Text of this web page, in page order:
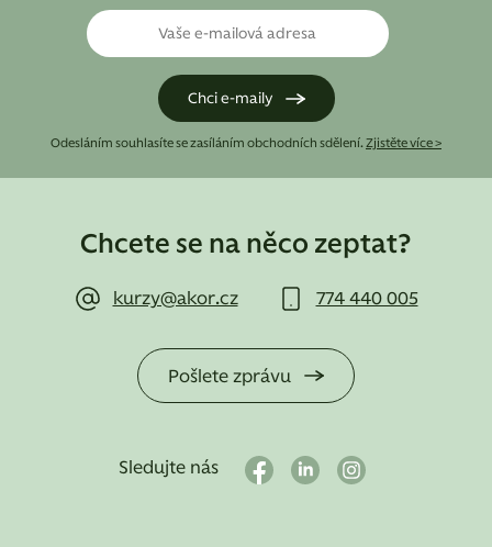
Odesláním souhlasíte se zasíláním obchodních sdělení. Zjistěte více >
Chcete se na něco zeptat?
kurzy@akor.cz 774 440 005
Pošlete zprávu
Sledujte nás